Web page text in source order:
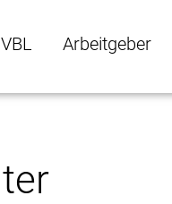
Arbeitgeber